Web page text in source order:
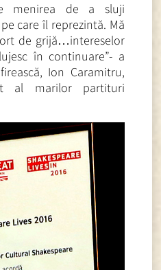
menirea de a sluji
care îl reprezintă. Mă
de grijă…intereselor
în continuare”- a
Ion Caramitru,
al marilor partituri